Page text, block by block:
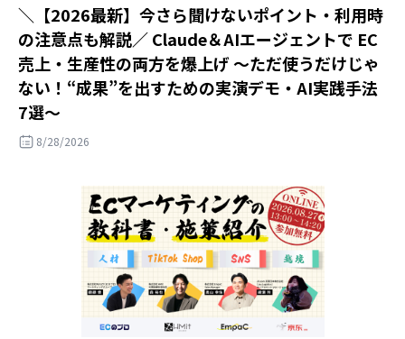
＼【2026最新】今さら聞けないポイント・利用時
の注意点も解説／ Claude＆AIエージェントで EC
売上・生産性の両方を爆上げ ～ただ使うだけじゃ
ない！“成果”を出すための実演デモ・AI実践手法
7選～
8/28/2026